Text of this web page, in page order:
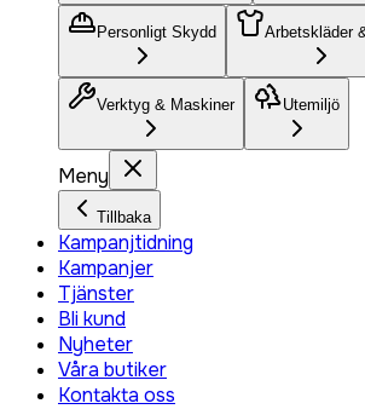
Personligt Skydd Arbetskläder
Verktyg & Maskiner Utemiljö
Meny
Tillbaka
Kampanjtidning
Kampanjer
Tjänster
Bli kund
Nyheter
Våra butiker
Kontakta oss